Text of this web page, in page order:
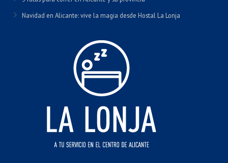
Navidad en Alicante: vive la magia desde Hostal La Lonja